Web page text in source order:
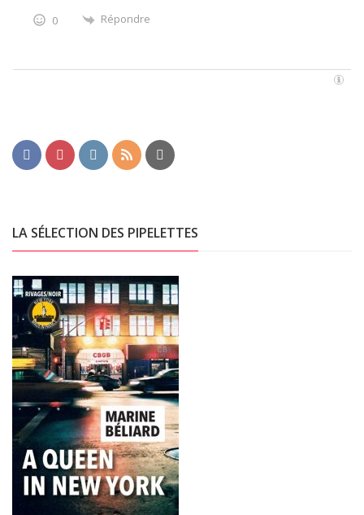
0 Répondre
LA SÉLECTION DES PIPELETTES